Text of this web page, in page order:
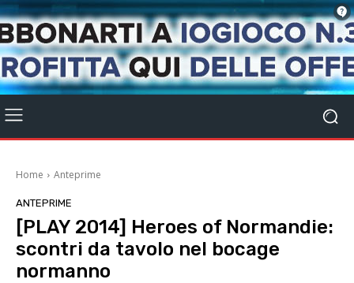
Home Anteprime
ANTEPRIME
[PLAY 2014] Heroes of Normandie:
scontri da tavolo nel bocage
normanno